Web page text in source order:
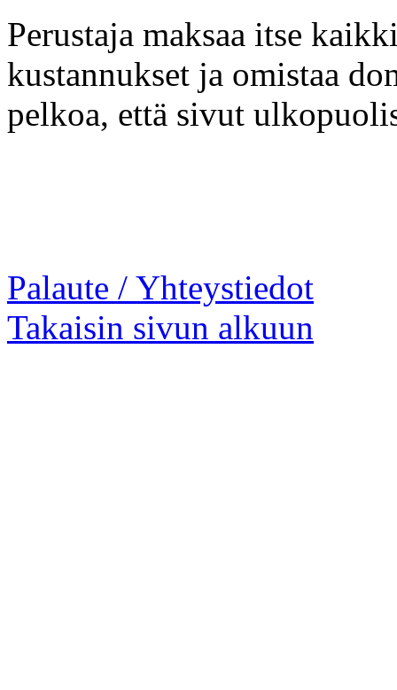
Perustaja maksaa itse
kustannukset ja omistaa
pelkoa, että sivut
Palaute / Yhteystiedot
Takaisin sivun alkuun